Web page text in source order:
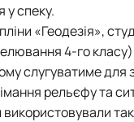
у спеку.
«Геодезія»,
4-го
слугуватиме для
рельєфу та